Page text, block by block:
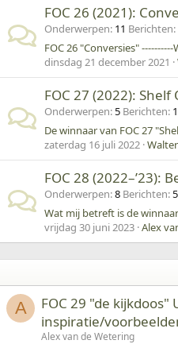
FOC 26 (2021):
Onderwerpen 11 Berichten
dinsdag 21 december 2021
FOC 27 (2022): Shelf
Onderwerpen 5 Berichten
zaterdag 16 juli 2022
FOC 28 (2022–’23):
Onderwerpen 8 Berichten
Wat mij betreft is de
vrijdag 30 juni 2023 Alex
A
FOC 29 "de kijkdoos"
inspiratie/
Alex van de Wetering